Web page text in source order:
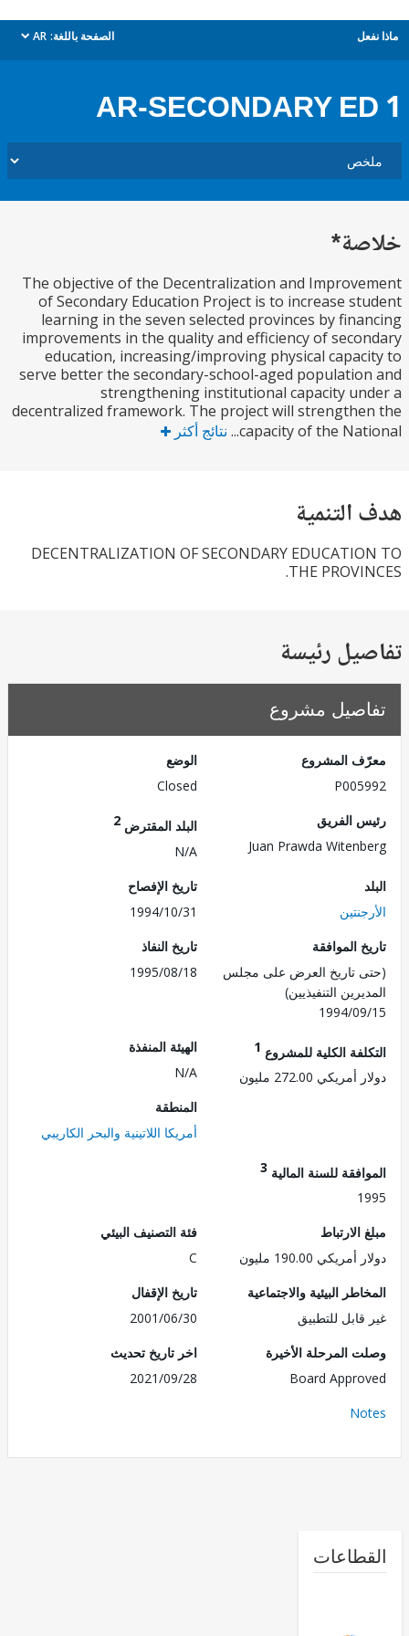
الصفحة باللغة: AR
dropdown
AR-SECONDARY
The objective of the Decentralization and
of Secondary Education Project is to increase
learning in the seven selected provinces by
improvements in the quality and efficiency of
education, increasing/improving physical
serve better the secondary-school-aged
strengthening institutional capacity
decentralized framework. The project will
capacity of the نتائج أكثر
DECENTRALIZATION OF SECONDARY
THE
رئيسة
مشروع
المشروع
الفريق
Juan Prawda
البلد المقترض
تاريخ الإفصاح
1994/10/31
الموافقة
تاريخ العرض على مجلس
التنفيذيين)
1994/
تاريخ النفاذ
1995/08/18
الكلية للمشروع1
272.00 مليون
الهيئة المنفذة
أمريكا اللاتينية والبحر الكاريبي
للسنة المالية3
190.00 مليون
فئة التصنيف البيئي
C
البيئية والاجتماعية
للتطبيق
تاريخ الإقفال
2001/06/30
المرحلة الأخيرة
Board
اخر تاريخ تحديث
2021/09/28